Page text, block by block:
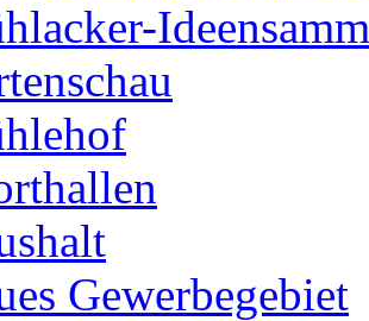
Gewerbegebiet